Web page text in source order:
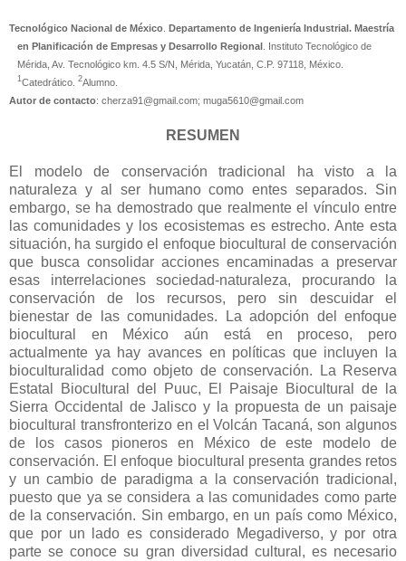
Tecnológico Nacional de México
Departamento de Ingeniería Industrial. Maestría
en Planificación de Empresas y Desarrollo Regional
. Instituto Tecnológico de
Mérida, Av. Tecnológico km. 4.5 S/N, Mérida, Yucatán, C.P. 97118, México.
1Catedrático.2Alumno.
Autor de contacto: cherza91@gmail.com; muga5610@gmail.com
RESUMEN
El modelo de conservación tradicional ha visto a la
naturaleza y al ser humano como entes separados. Sin
embargo, se ha demostrado que realmente el vínculo entre
las comunidades y los ecosistemas es estrecho. Ante esta
situación, ha surgido el enfoque biocultural de conservación
que busca consolidar acciones encaminadas a preservar
esas interrelaciones sociedad-naturaleza, procurando la
conservación de los recursos, pero sin descuidar el
bienestar de las comunidades. La adopción del enfoque
biocultural en México aún está en proceso, pero
actualmente ya hay avances en políticas que incluyen la
bioculturalidad como objeto de conservación. La Reserva
Estatal Biocultural del Puuc, El Paisaje Biocultural de la
Sierra Occidental de Jalisco y la propuesta de un paisaje
biocultural transfronterizo en el Volcán Tacaná, son algunos
de los casos pioneros en México de este modelo de
conservación. El enfoque biocultural presenta grandes retos
y un cambio de paradigma a la conservación tradicional,
puesto que ya se considera a las comunidades como parte
de la conservación. Sin embargo, en un país como México,
que por un lado es considerado Megadiverso, y por otra
parte se conoce su gran diversidad cultural, es necesario